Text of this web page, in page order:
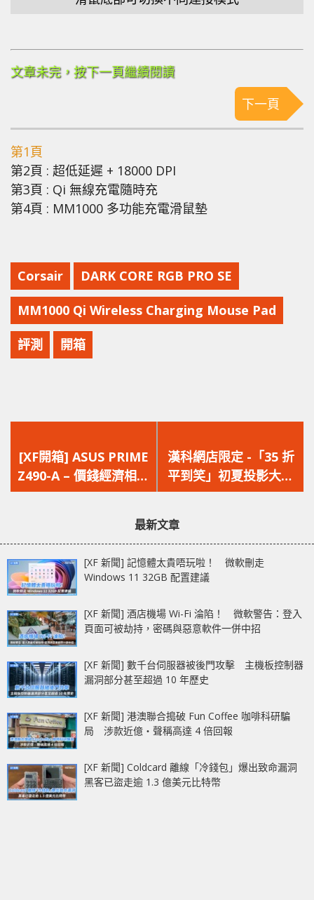
文章未完，按下一頁繼續閱讀
下一頁
第1頁
第2頁 : 超低延遲 + 18000 DPI
第3頁 : Qi 無線充電隨時充
第4頁 : MM1000 多功能充電滑鼠墊
Corsair DARK CORE RGB PRO SE
MM1000 Qi Wireless Charging Mouse Pad
評測 開箱
一
篇
文
[XF開箱] ASUS PRIME
Z490-A – 價錢經濟相容
兩代 搭載Intel 2.5G
一
篇
文
漢科網店限定 -「35 折
平到笑」初夏投影大放
送
最新文章
[XF 新聞] 記憶體太貴唔玩啦！ 微軟刪走
Windows 11 32GB 配置建議
[XF 新聞] 酒店機場 Wi-Fi 淪陷！ 微軟警告：登入
頁面可被劫持，密碼與惡意軟件一併中招
[XF 新聞] 數千台伺服器被後門攻擊 主機板控制器
漏洞部分甚至超過 10 年歷史
[XF 新聞] 港澳聯合搗破 Fun Coffee 咖啡科研騙
局 涉款近億‧聲稱高達 4 倍回報
[XF 新聞] Coldcard 離線「冷錢包」爆出致命漏洞
黑客已盜走逾 1.3 億美元比特幣